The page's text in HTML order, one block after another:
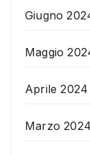
Giugno
Maggio
Aprile 2024
Marzo 2024